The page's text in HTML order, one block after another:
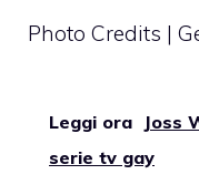
Photo Credits |
Leggi ora
Joss
serie tv gay